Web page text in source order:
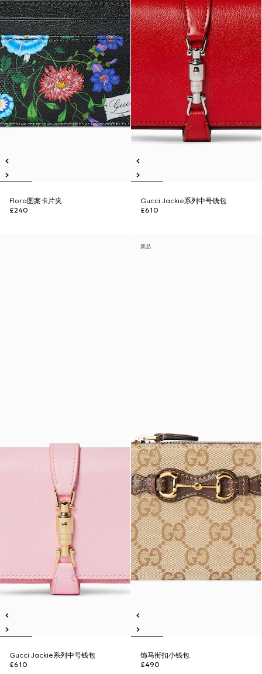
Flora图案卡片夹
£240
Gucci Jackie系列中号钱包
£610
Gucci Jackie系列中号钱包
£610
新品
饰马衔扣小钱包
£490